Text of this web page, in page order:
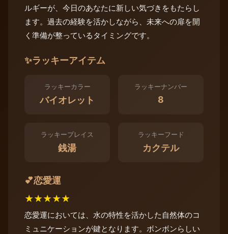
ルギーが、今日のあなたに新しい気づきをもたらし
ます。過去の経験を活かしながら、未来への扉を開
く準備が整っているタイミングです。
✨ラッキーアイテム
ラッキーカラー
バイオレット
ラッキーナンバー
8
ラッキープレイス
銭湯
ラッキーフード
カクテル
💕恋愛運
★★★★★
恋愛運においては、水の特性を活かした自然体のコ
ミュニケーションが鍵となります。ボンボンらしい